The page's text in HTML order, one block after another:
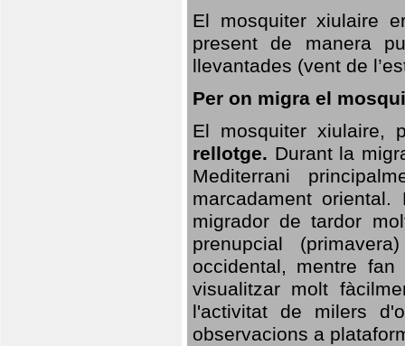
El mosquiter xiulaire
present de manera
llevantades (vent de
Per on migra el
El mosquiter xiulaire,
rellotge. Durant la
Mediterrani
marcadament
migrador de tardor
prenupcial
occidental, mentre
visualitzar molt
l'activitat de milers
observacions a